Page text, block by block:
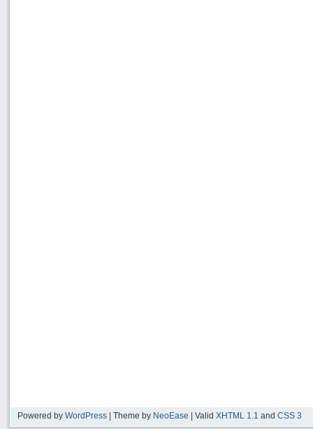
Powered by WordPress | Theme by NeoEase | Valid XHTML 1.1 and CSS 3